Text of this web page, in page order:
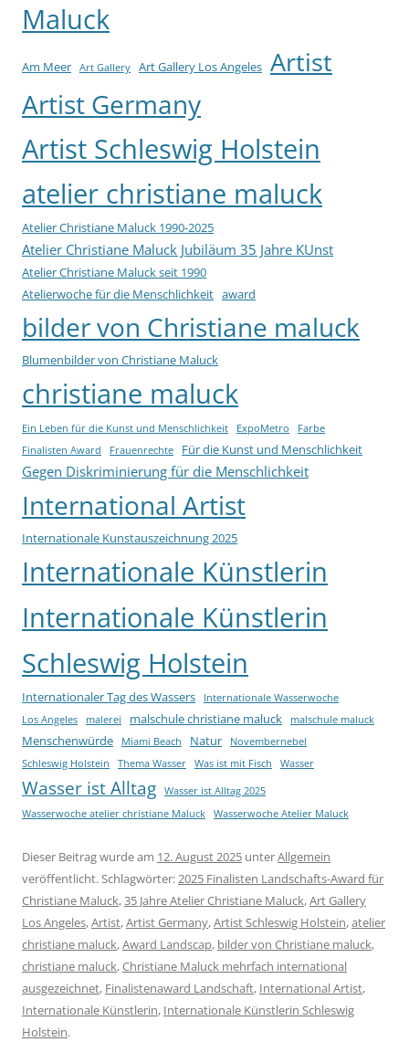
Maluck
Am Meer Art Gallery Art Gallery Los Angeles Artist
Artist Germany
Artist Schleswig Holstein
atelier christiane maluck
Atelier Christiane Maluck 1990-2025
Atelier Christiane Maluck Jubiläum 35 Jahre KUnst
Atelier Christiane Maluck seit 1990
Atelierwoche für die Menschlichkeit award
bilder von Christiane maluck
Blumenbilder von Christiane Maluck
christiane maluck
Ein Leben für die Kunst und Menschlichkeit ExpoMetro
Farbe
Finalisten Award
Frauenrechte Für die Kunst und Menschlichkeit
Gegen Diskriminierung für die Menschlichkeit
International Artist
Internationale Kunstauszeichnung 2025
Internationale Künstlerin
Internationale Künstlerin
Schleswig Holstein
Internationaler Tag des Wassers
Internationale Wasserwoche
Los Angeles
malerei malschule christiane maluck malschule maluck
Menschenwürde Miami Beach Natur
Novembernebel
Schleswig Holstein
Thema Wasser Was ist mit Fisch Wasser
Wasser ist Alltag
Wasser ist Alltag 2025
Wasserwoche atelier christiane Maluck
Wasserwoche Atelier Maluck
Dieser Beitrag wurde am 12. August 2025 unterAllgemein
veröffentlicht. Schlagwörter:2025 Finalisten Landschafts-Award für
Christiane Maluck,35 Jahre Atelier Christiane Maluck,Art Gallery
Los Angeles,Artist,Artist Germany,Artist Schleswig Holstein,atelier
christiane maluck,Award Landscap, bilder von Christiane maluck,
christiane maluck,Christiane Maluck mehrfach international
ausgezeichnet, Finalistenaward Landschaft, International Artist,
Internationale Künstlerin, Internationale Künstlerin Schleswig
Holstein.